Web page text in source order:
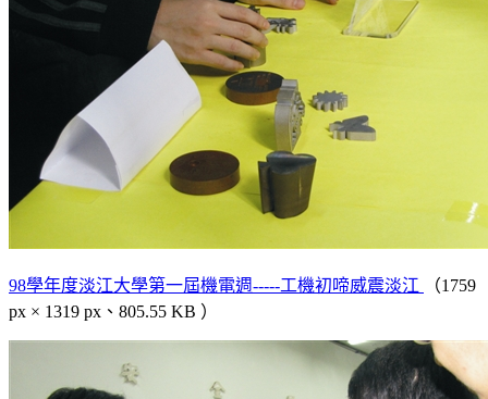
98學年度淡江大學第一屆機電週-----工機初啼威震淡江
（1759
px × 1319 px、805.55 KB ）